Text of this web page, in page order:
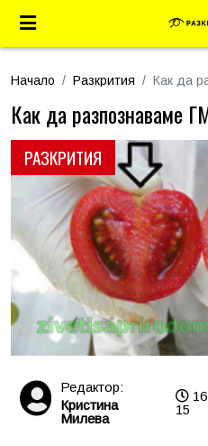
Начало Разкрития Как да
РАЗКРИТИЯ
Как да разпознаваме
Редактор:
Кристина
Милева
15